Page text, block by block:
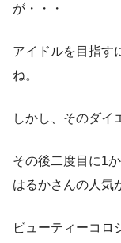
が・・・
アイドルを目指す
ね。
しかし、そのダイ
その後二度目に1
はるかさんの人気
ビューティーコロ